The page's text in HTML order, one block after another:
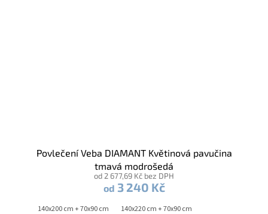
Povlečení Veba DIAMANT Květinová pavučina
tmavá modrošedá
od 2 677,69 Kč bez DPH
od 3 240 Kč
140x200 cm + 70x90 cm 140x220 cm + 70x90 cm